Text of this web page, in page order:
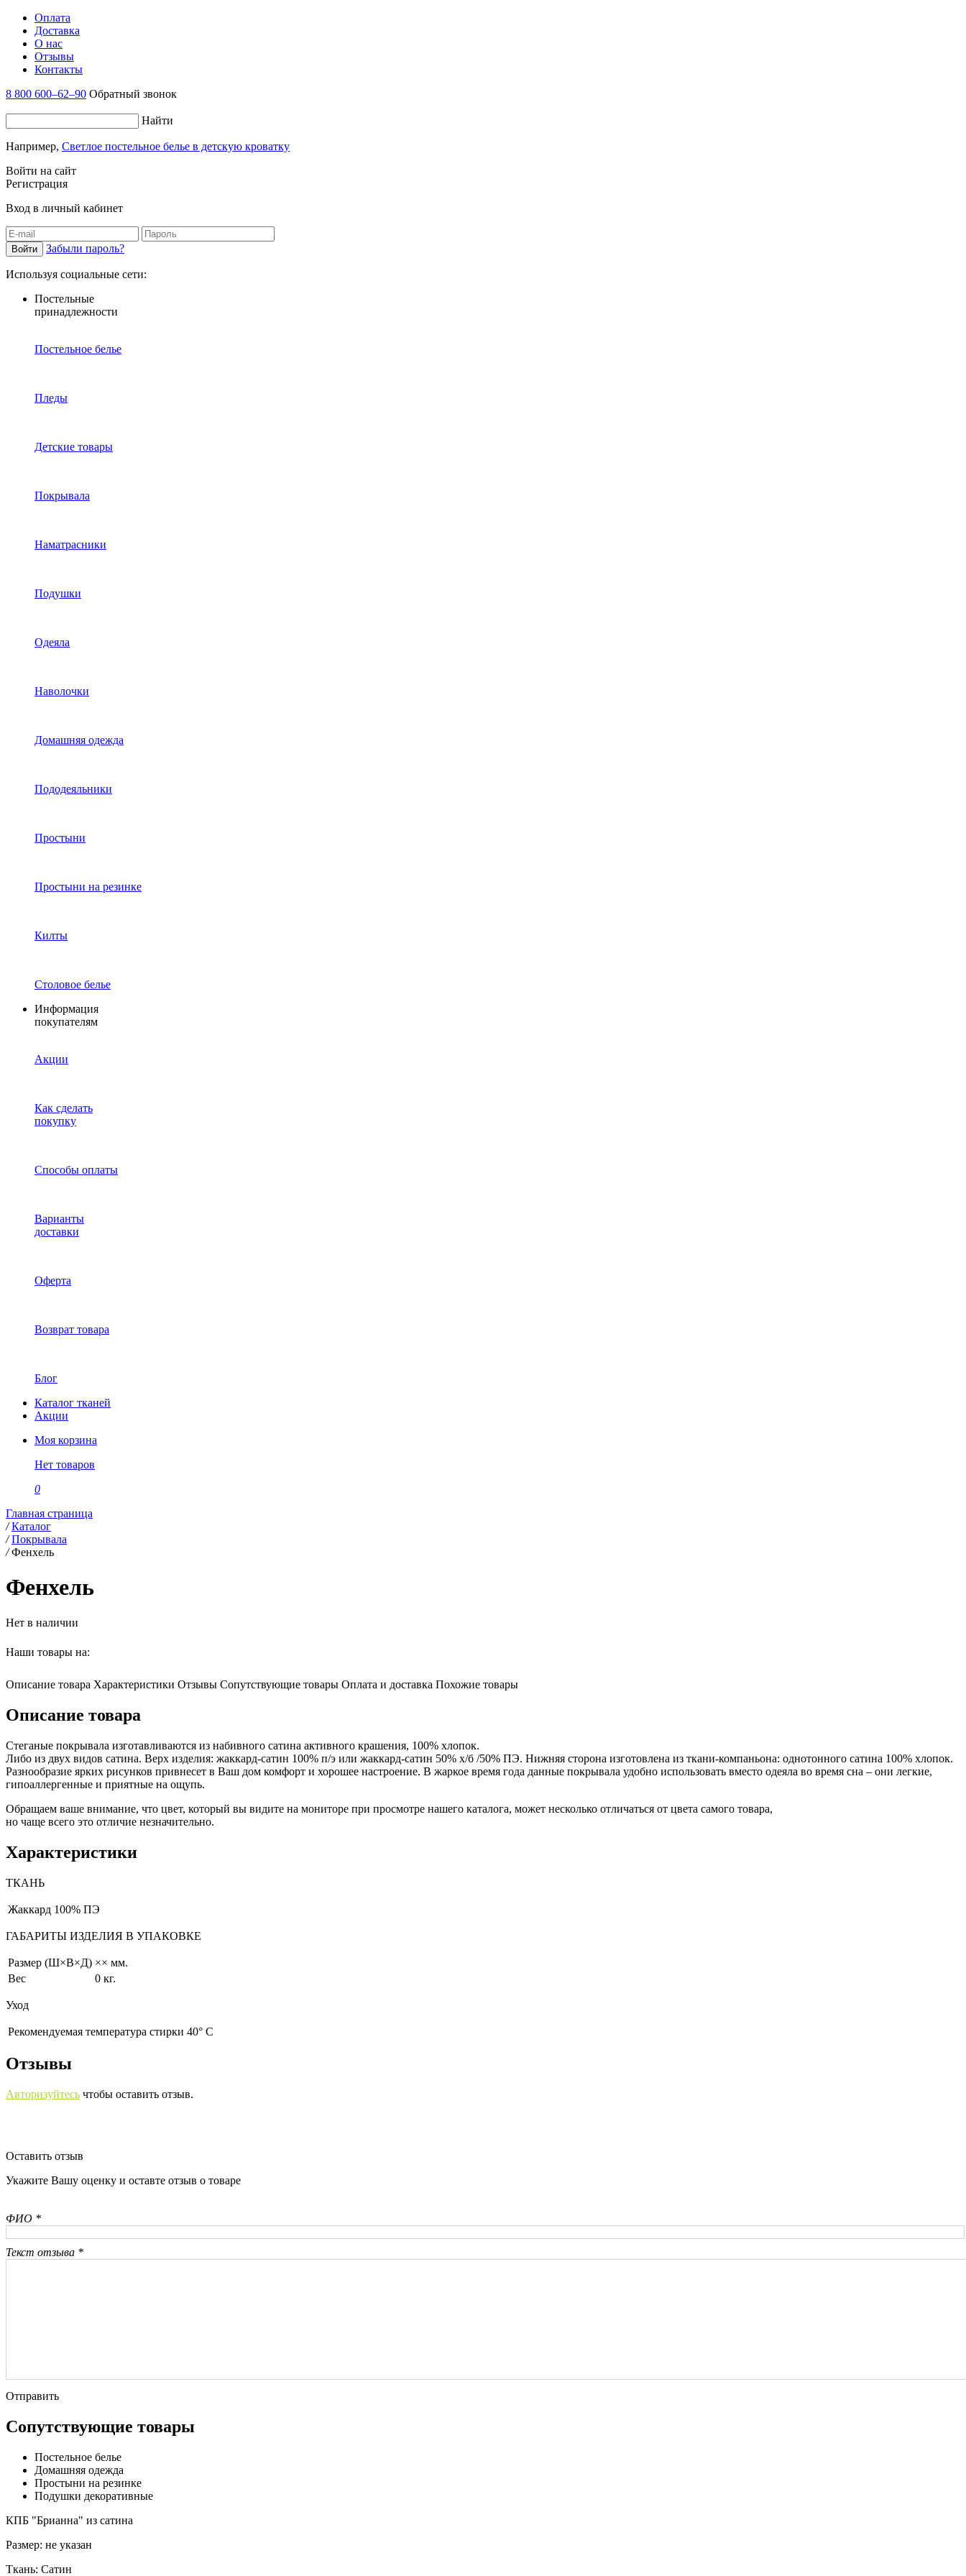
Оплата
Доставка
О нас
Отзывы
Контакты
8 800 600–62–90 Обратный звонок
Найти
Например, Светлое постельное белье в детскую кроватку
Войти на сайт
Регистрация
Вход в личный кабинет
Забыли пароль?
Используя социальные сети:
Постельные
принадлежности
Постельное белье
Пледы
Детские товары
Покрывала
Наматрасники
Подушки
Одеяла
Наволочки
Домашняя одежда
Пододеяльники
Простыни
Простыни на резинке
Килты
Столовое белье
Информация
покупателям
Акции
Как сделать
покупку
Способы оплаты
Варианты
доставки
Оферта
Возврат товара
Блог
Каталог тканей
Акции
Моя корзина
Нет товаров
0
Главная страница
/ Каталог
/ Покрывала
/ Фенхель
Фенхель
Нет в наличии
Наши товары на:
Описание товара Характеристики Отзывы Сопутствующие товары Оплата и доставка Похожие товары
Описание товара
Стеганые покрывала изготавливаются из набивного сатина активного крашения, 100% хлопок.
Либо из двух видов сатина. Верх изделия: жаккард-сатин 100% п/э или жаккард-сатин 50% х/б /50% ПЭ. Нижняя сторона изготовлена из ткани-компаньона: однотонного сатина 100% хлопок.
Разнообразие ярких рисунков привнесет в Ваш дом комфорт и хорошее настроение. В жаркое время года данные покрывала удобно использовать вместо одеяла во время сна – они легкие,
гипоаллергенные и приятные на ощупь.
Обращаем ваше внимание, что цвет, который вы видите на мониторе при просмотре нашего каталога, может несколько отличаться от цвета самого товара,
но чаще всего это отличие незначительно.
Характеристики
ТКАНЬ
Жаккард 100% ПЭ
ГАБАРИТЫ ИЗДЕЛИЯ В УПАКОВКЕ
Размер (Ш×В×Д) ×× мм.
Вес
0 кг.
Уход
Рекомендуемая температура стирки 40° С
Отзывы
Авторизуйтесь чтобы оставить отзыв.
Оставить отзыв
Укажите Вашу оценку и оставте отзыв о товаре
ФИО *
Текст отзыва *
Отправить
Сопутствующие товары
Постельное белье
Домашняя одежда
Простыни на резинке
Подушки декоративные
КПБ "Брианна" из сатина
Размер: не указан
Ткань: Сатин